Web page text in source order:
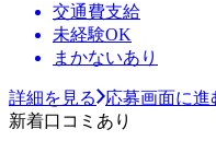
交通費支給
未経験OK
まかないあり
詳細を見る
応募画面に進
新着口コミあり